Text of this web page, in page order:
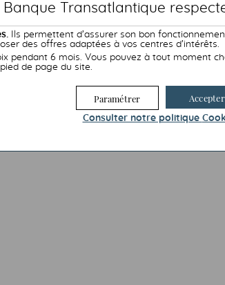
Banque Transatlantique
Ils permettent d’assurer son bon
des offres adaptées à vos centres d’intérêts.
pendant 6 mois. Vous pouvez à tout moment
de page du site.
Accepter
Paramétrer
Consulter notre politique